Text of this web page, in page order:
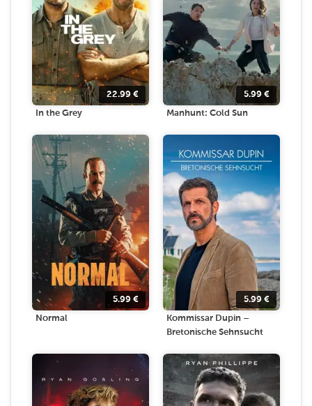
22.99 €
In the Grey
5.99 €
Manhunt: Cold Sun
5.99 €
Normal
5.99 €
Kommissar Dupin –
Bretonische Sehnsucht